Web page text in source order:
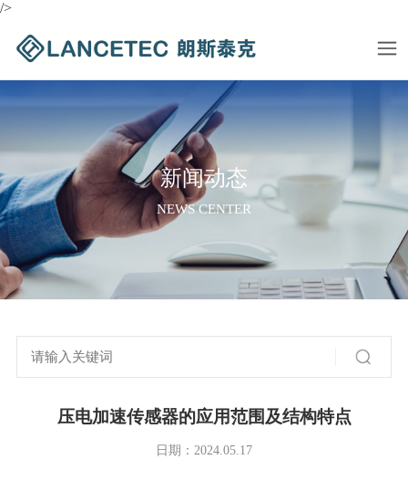
/>
新闻动态
NEWS CENTER
压电加速传感器的应用范围及结构特点
日期：2024.05.17